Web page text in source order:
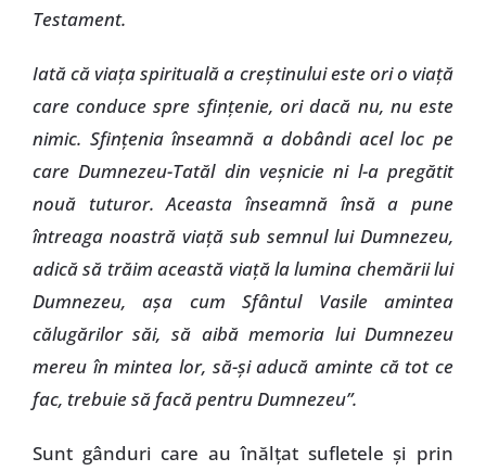
Testament.
Iată că viaţa spirituală a creştinului este ori o viaţă
care conduce spre sfinţenie, ori dacă nu, nu este
nimic. Sfinţenia înseamnă a dobândi acel loc pe
care Dumnezeu-Tatăl din veşnicie ni l-a pregătit
nouă tuturor. Aceasta înseamnă însă a pune
întreaga noastră viaţă sub semnul lui Dumnezeu,
adică să trăim această viaţă la lumina chemării lui
Dumnezeu, aşa cum Sfântul Vasile amintea
călugărilor săi, să aibă memoria lui Dumnezeu
mereu în mintea lor, să-şi aducă aminte că tot ce
fac, trebuie să facă pentru Dumnezeu”.
Sunt gânduri care au înălţat sufletele şi prin